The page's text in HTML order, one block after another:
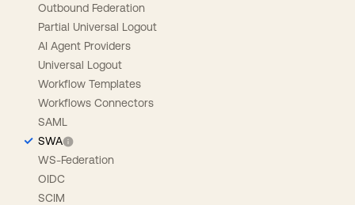
Outbound Federation
Partial Universal Logout
AI Agent Providers
Universal Logout
Workflow Templates
Workflows Connectors
SAML
SWA
WS-Federation
OIDC
SCIM